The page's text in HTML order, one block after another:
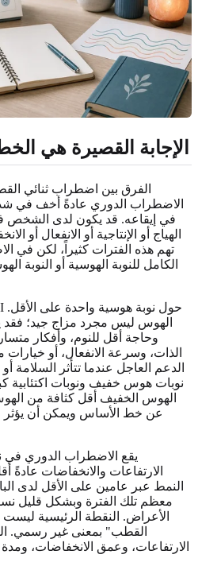
الإجابة القصيرة هي
الفرق بين اضطراب ثنائي
الاضطراب الدوري عادةً أخف في شدة
في إيقاعه. قد يكون لدى الشخص
الهياج أو الإنتاجية أو الانفعال أو
تهم هذه الفترات كثيراً، لكن في
الكامل للنوبة الهوسية أو النوبة
الهوس ليس مجرد مزاج جيد؛ فقد
وحاجة أقل للنوم، وأفكار
الذات، وسرعة الانفعال، أو
الدعم العاجل عندما تتأثر السلامة
الهوس الخفيف أقل كثافة من
عن خط الأساس ويمكن أن يؤثر
يقع الاضطراب الدوري في
الارتفاعات والانخفاضات عادةً
النمط عبر عامين على الأقل لدى
معظم تلك الفترة وبشكل قليل
الأعراض. النقطة الرئيسية
القطب" بمعنى غير رسمي.
الارتفاعات، وعمق الانخفاضات،